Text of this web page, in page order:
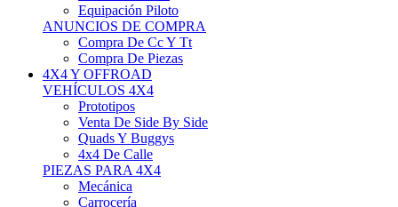
ANUNCIOS DE COMPRA
Compra De Cc Y Tt
Compra De Piezas
4X4 Y OFFROAD
VEHÍCULOS 4X4
Prototipos
Venta De Side By Side
Quads Y Buggys
4x4 De Calle
PIEZAS PARA 4X4
Mecánica
Carrocería
Suspensiones